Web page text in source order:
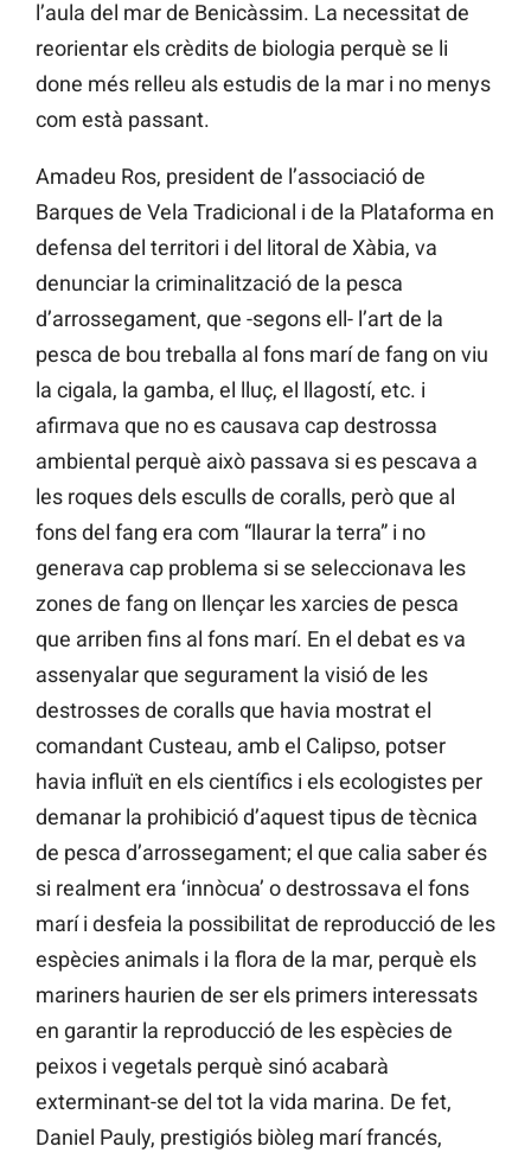
l’aula del mar de Benicàssim. La necessitat de
reorientar els crèdits de biologia perquè se li
done més relleu als estudis de la mar i no menys
com està passant.
Amadeu Ros, president de l’associació de
Barques de Vela Tradicional i de la Plataforma en
defensa del territori i del litoral de Xàbia, va
denunciar la criminalització de la pesca
d’arrossegament, que -segons ell- l’art de la
pesca de bou treballa al fons marí de fang on viu
la cigala, la gamba, el lluç, el llagostí, etc. i
afirmava que no es causava cap destrossa
ambiental perquè això passava si es pescava a
les roques dels esculls de coralls, però que al
fons del fang era com “llaurar la terra” i no
generava cap problema si se seleccionava les
zones de fang on llençar les xarcies de pesca
que arriben fins al fons marí. En el debat es va
assenyalar que segurament la visió de les
destrosses de coralls que havia mostrat el
comandant Custeau, amb el Calipso, potser
havia influït en els científics i els ecologistes per
demanar la prohibició d’aquest tipus de tècnica
de pesca d’arrossegament; el que calia saber és
si realment era ‘innòcua’ o destrossava el fons
marí i desfeia la possibilitat de reproducció de les
espècies animals i la flora de la mar, perquè els
mariners haurien de ser els primers interessats
en garantir la reproducció de les espècies de
peixos i vegetals perquè sinó acabarà
exterminant-se del tot la vida marina. De fet,
Daniel Pauly, prestigiós biòleg marí francés,